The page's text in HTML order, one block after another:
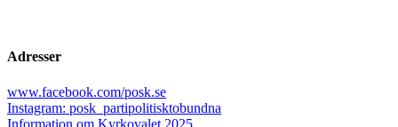
Adresser
www.facebook.com/posk.se
Instagram: posk_partipolitisktobundna
Information om Kyrkovalet 2025